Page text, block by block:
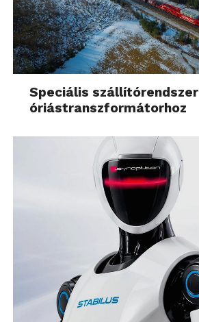
Speciális szállítórendszer
óriástranszformátorhoz